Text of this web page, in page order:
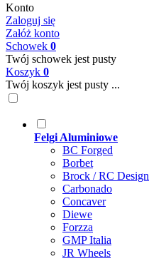
Konto
Zaloguj się
Załóż konto
Schowek 0
Twój schowek jest pusty
Koszyk 0
Twój koszyk jest pusty ...
Felgi Aluminiowe
BC Forged
Borbet
Brock / RC Design
Carbonado
Concaver
Diewe
Forzza
GMP Italia
JR Wheels